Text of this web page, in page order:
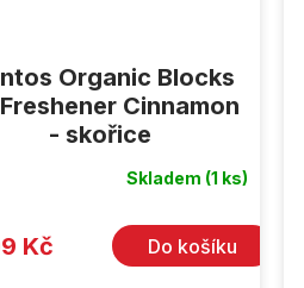
Organic Blocks
Cinnamon
- skořice
Skladem (1 ks)
Kč Do košíku